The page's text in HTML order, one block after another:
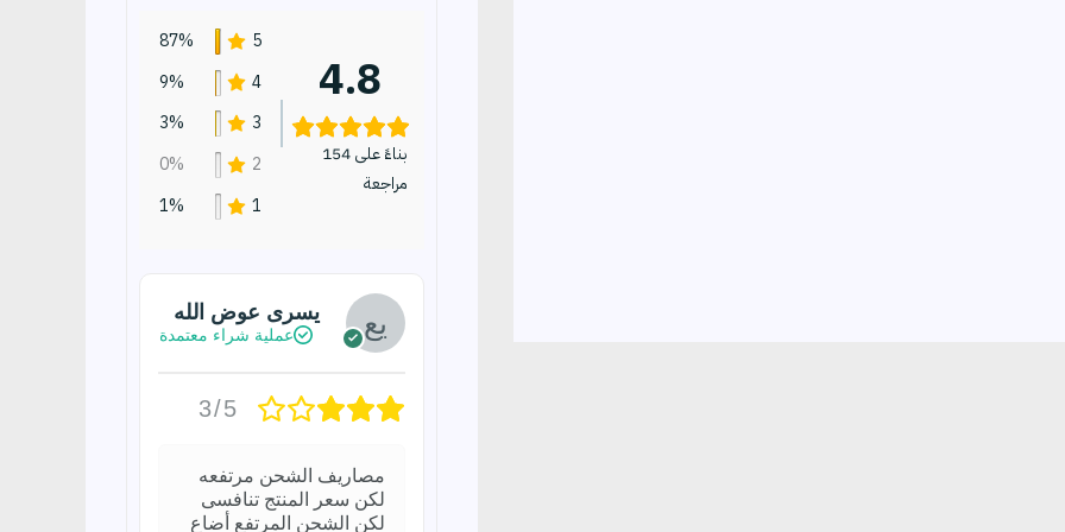
4.8
بناءً على 154
مراجعة
5
87%
4
9%
3
3%
2
0%
1
1%
يسرى عوض الله
عملية شراء معتمدة
3/5
مصاريف الشحن مرتفعه
لكن سعر المنتج تنافسى
لكن الشحن المرتفع أضاع